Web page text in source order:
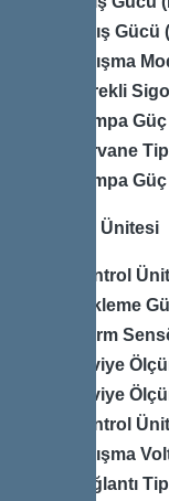
Çıkış Gücü
Çalışma
Gerekli
Pompa
Pervane
Pompa
Kontrol Ünitesi
Kontrol
Bekleme
Alarm
Seviye
Seviye
Kontrol
Çalışma
Bağlantı